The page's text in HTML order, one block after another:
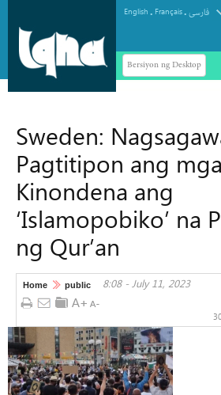
English . Français.فارسی
Bersiyon ng Desktop
Sweden:
Pagtitipon ang
Kinondena ang
‘Islamopobiko’ na
ng Qur’an
Home public 8:08 - July 11, 2023